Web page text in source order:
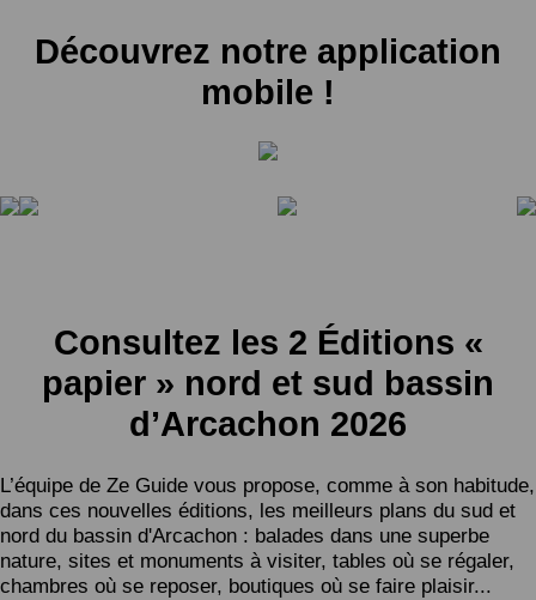
Découvrez notre application
mobile !
Consultez les 2 Éditions «
papier » nord et sud bassin
d’Arcachon 2026
L’équipe de Ze Guide vous propose, comme à son habitude,
dans ces nouvelles éditions, les meilleurs plans du sud et
nord du bassin d'Arcachon : balades dans une superbe
nature, sites et monuments à visiter, tables où se régaler,
chambres où se reposer, boutiques où se faire plaisir...